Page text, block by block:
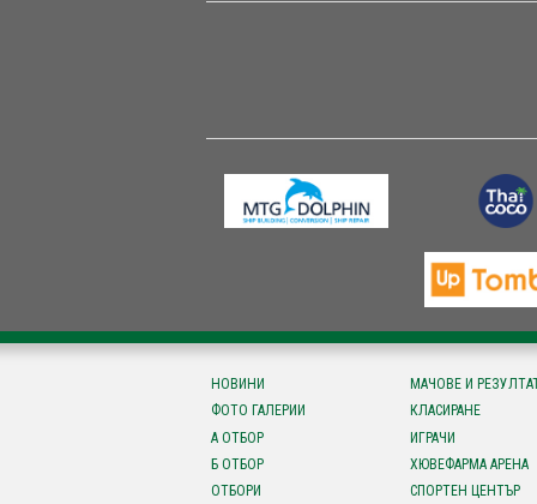
НОВИНИ
ФОТО ГАЛЕРИИ
А ОТБОР
Б ОТБОР
ОТБОРИ
МАЧОВЕ И
КЛАСИРАНЕ
ИГРАЧИ
ХЮВЕФАРМА АРЕНА
СПОРТЕН ЦЕНТЪР